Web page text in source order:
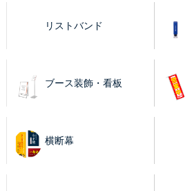
リストバンド
ブース装飾・看板
横断幕